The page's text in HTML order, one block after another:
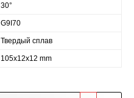
30°
G9I70
Твердый сплав
105x12x12 mm